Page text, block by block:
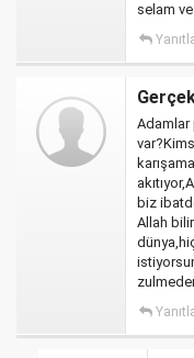
selam
Adamlar
biz
Allah